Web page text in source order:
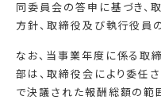
同委員会の答申に基づき、
方針、取締役及び執行役員
なお、当事業年度に係る取
部は、取締役会により委任
で決議された報酬総額の範